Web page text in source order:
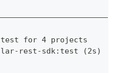
test for 4 projects
rest-sdk:test (2s)